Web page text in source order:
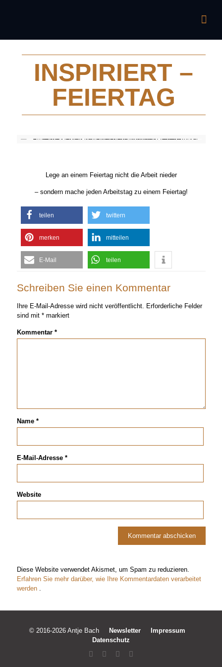
INSPIRIERT –
FEIERTAG
Lege an einem Feiertag nicht die Arbeit nieder
– sondern mache jeden Arbeitstag zu einem Feiertag!
teilen twittern
merken mitteilen
E-Mail teilen
Schreiben Sie einen Kommentar
Ihre E-Mail-Adresse wird nicht veröffentlicht. Erforderliche Felder
sind mit *markiert
Kommentar *
Name *
E-Mail-Adresse *
Website
Diese Website verwendet Akismet, um Spam zu reduzieren.
Erfahren Sie mehr darüber, wie Ihre Kommentardaten verarbeitet
werden .
© 2016-2026 Antje Bach Newsletter
Impressum
Datenschutz